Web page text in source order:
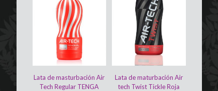
Lata de masturbación Air
Tech Regular TENGA
Lata de maturbación Air
tech Twist Tickle Roja